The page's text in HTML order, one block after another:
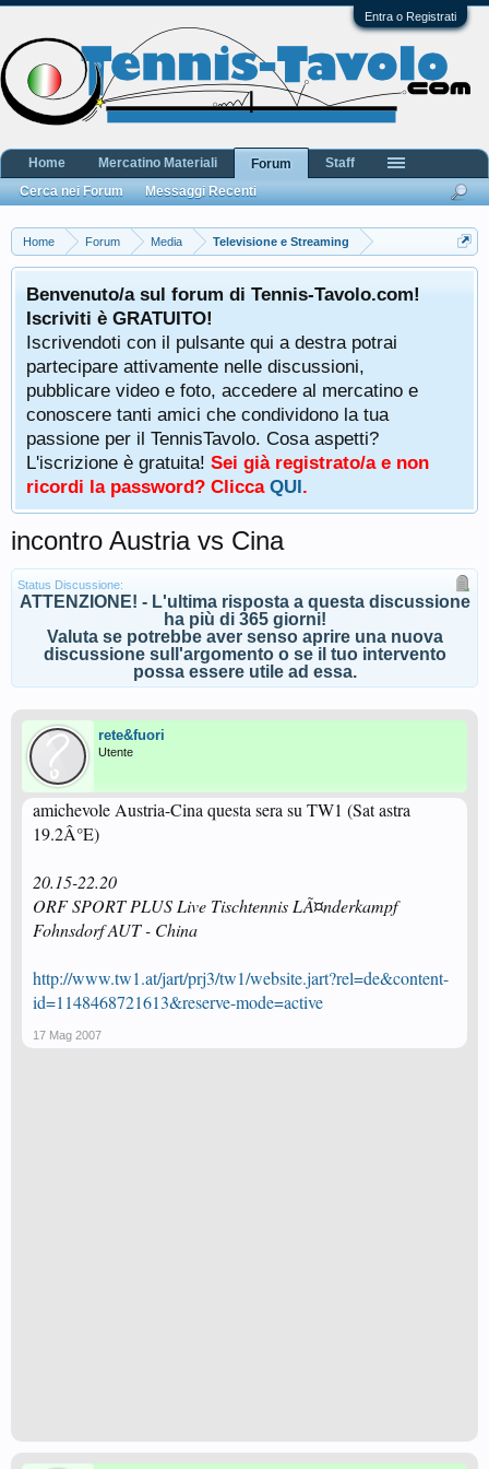
Entra o Registrati
Home Forum Media Televisione e Streaming
Benvenuto/a sul forum di Tennis-Tavolo.com!
Iscriviti è GRATUITO!
Iscrivendoti con il pulsante qui a destra potrai
partecipare attivamente nelle discussioni,
pubblicare video e foto, accedere al mercatino e
conoscere tanti amici che condividono la tua
passione per il TennisTavolo. Cosa aspetti?
L'iscrizione è gratuita! Sei già registrato/a e non
ricordi la password? Clicca QUI.
incontro Austria vs Cina
Status Discussione:
ATTENZIONE! - L'ultima risposta a questa discussione
ha più di 365 giorni!
Valuta se potrebbe aver senso aprire una nuova
discussione sull'argomento o se il tuo intervento
possa essere utile ad essa.
rete&fuori
Utente
amichevole Austria-Cina questa sera su TW1 (Sat astra
19.2Â°E)
20.15-22.20
ORF SPORT PLUS Live Tischtennis LÃ¤nderkampf
Fohnsdorf AUT - China
http://www.tw1.at/jart/prj3/tw1/website.jart?rel=de&content-
id=1148468721613&reserve-mode=active
17 Mag 2007
Home Mercatino Materiali
Forum
Cerca nei Forum
Messaggi Recenti
Staff